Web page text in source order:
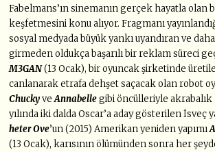
Fabelmans’ın sinemanın gerçek hayatla olan
keşfetmesini konu alıyor. Fragmanı
sosyal medyada büyük yankı uyandıran ve
girmeden oldukça başarılı bir reklam süreci
M3GAN(13 Ocak), bir oyuncak şirketinde
canlanarak etrafa dehşet saçacak olan robot
ChuckyveAnnabellegibi öncülleriyle akrabalık
yılında iki dalda Oscar’a aday gösterilen İsveç
heter Ove’un (2015) Amerikan yeniden yapımı
(13 Ocak), karısının ölümünden sonra her